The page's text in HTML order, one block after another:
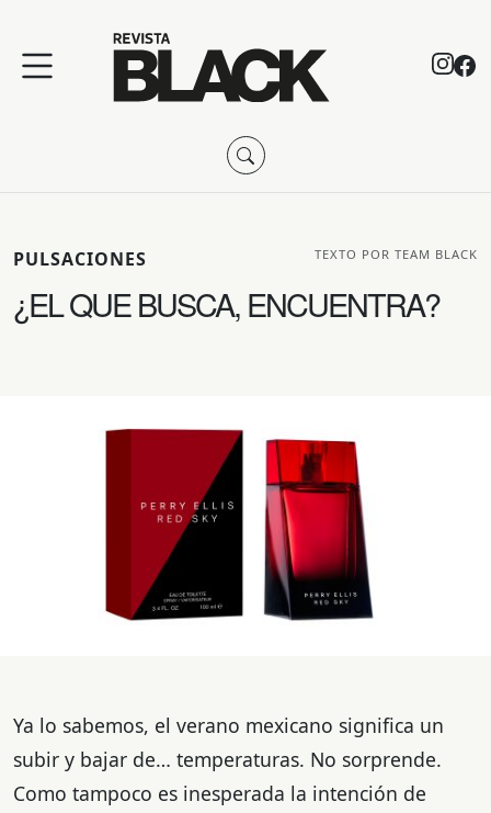
PULSACIONES TEXTO POR TEAM BLACK
¿EL QUE BUSCA, ENCUENTRA?
Ya lo sabemos, el verano mexicano significa un
subir y bajar de… temperaturas. No sorprende.
Como tampoco es inesperada la intención de